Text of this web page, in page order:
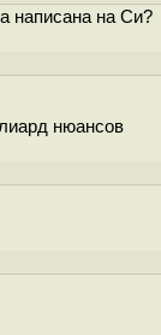
написана на Си?
нюансов